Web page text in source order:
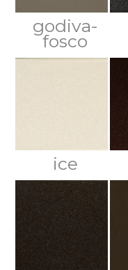
godiva-
fosco
ice